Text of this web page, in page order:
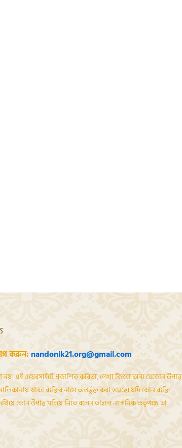
করুন: nandonik21.org@gmail.com
এই ওয়েবসাইটে প্রকাশিত কবিতা, লেখা কিংবা অন্য যেকোন উপাত্ত
থাকা ব্যক্তির নামে অন্তর্ভূক্ত করা হয়েছে। যদি কোন ব্যক্তি
কোন উপাত্ত সরিয়ে নিতে বলেন তাহলে নান্দনিক কর্তৃপক্ষ তা